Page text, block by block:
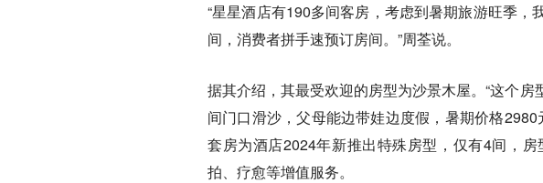
“星星酒店有190多间客房，考虑到暑期旅游旺季
间，消费者拼手速预订房间。”周荃说。
据其介绍，其最受欢迎的房型为沙景木屋。“这个
间门口滑沙，父母能边带娃边度假，暑期价格
套房为酒店2024年新推出特殊房型，仅有4间，
拍、疗愈等增值服务。